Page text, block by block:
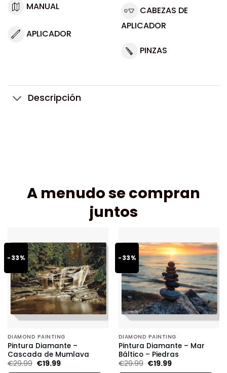
MANUAL
APLICADOR
CABEZAS DE
APLICADOR
PINZAS
Descripción
A menudo se compran
juntos
-33%
DIAMOND PAINTING
Pintura Diamante –
Cascada de Mumlava
€29.99 €19.99
-33%
DIAMOND PAINTING
Pintura Diamante – Mar
Báltico – Piedras
€29.99 €19.99